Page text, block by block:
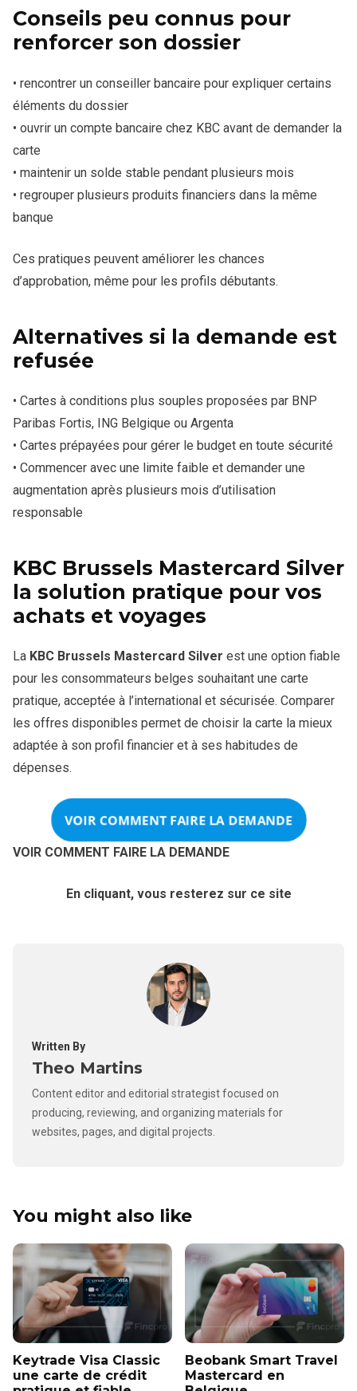
Conseils peu connus pour
renforcer son dossier
• rencontrer un conseiller bancaire pour expliquer certains
éléments du dossier
• ouvrir un compte bancaire chez KBC avant de demander la
carte
• maintenir un solde stable pendant plusieurs mois
• regrouper plusieurs produits financiers dans la même
banque
Ces pratiques peuvent améliorer les chances
d’approbation, même pour les profils débutants.
Alternatives si la demande est
refusée
• Cartes à conditions plus souples proposées par BNP
Paribas Fortis, ING Belgique ou Argenta
• Cartes prépayées pour gérer le budget en toute sécurité
• Commencer avec une limite faible et demander une
augmentation après plusieurs mois d’utilisation
responsable
KBC Brussels Mastercard Silver
la solution pratique pour vos
achats et voyages
La KBC Brussels Mastercard Silver est une option fiable
pour les consommateurs belges souhaitant une carte
pratique, acceptée à l’international et sécurisée. Comparer
les offres disponibles permet de choisir la carte la mieux
adaptée à son profil financier et à ses habitudes de
dépenses.
VOIR COMMENT FAIRE LA DEMANDE
VOIR COMMENT FAIRE LA DEMANDE
En cliquant, vous resterez sur ce site
Written By
Theo Martins
Content editor and editorial strategist focused on
producing, reviewing, and organizing materials for
websites, pages, and digital projects.
You might also like
Keytrade Visa Classic
une carte de crédit
Beobank Smart Travel
Mastercard en